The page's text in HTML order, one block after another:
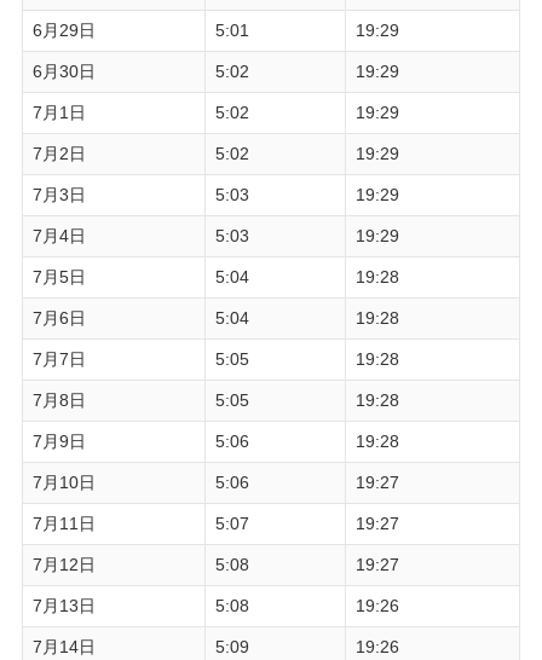
6月29日 5:01 19:29
6月30日 5:02 19:29
7月1日 5:02 19:29
7月2日 5:02 19:29
7月3日 5:03 19:29
7月4日 5:03 19:29
7月5日 5:04 19:28
7月6日 5:04 19:28
7月7日 5:05 19:28
7月8日 5:05 19:28
7月9日 5:06 19:28
7月10日 5:06 19:27
7月11日 5:07 19:27
7月12日 5:08 19:27
7月13日 5:08 19:26
7月14日 5:09 19:26